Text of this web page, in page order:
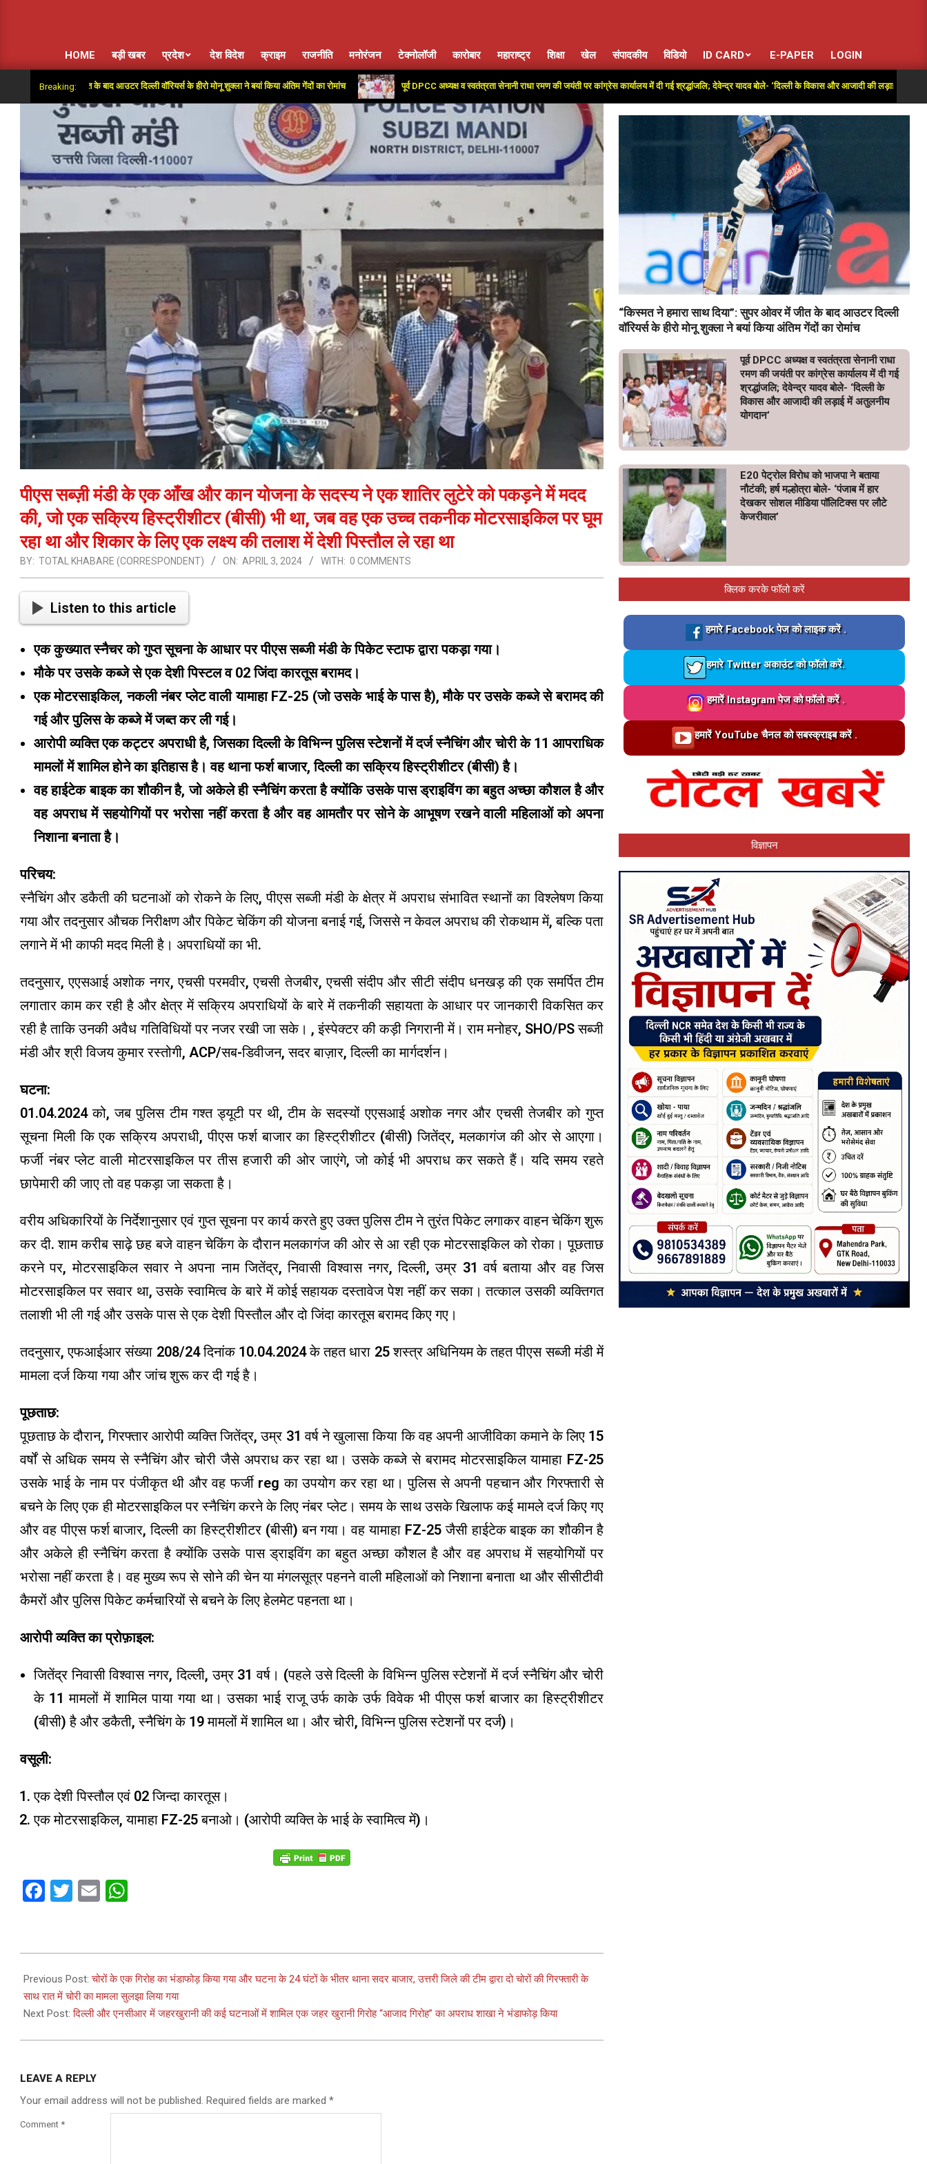
Primary
Navigation
HOME बड़ी खबर प्रदेश देश विदेश क्राइम राजनीति मनोरंजन टेक्नोलॉजी कारोबार महाराष्ट्र शिक्षा खेल संपादकीय विडियो ID CARD E-PAPER LOGIN
Breaking:
में जीत के बाद आउटर दिल्ली वॉरियर्स के हीरो मोनू शुक्ला ने बयां किया अंतिम गेंदों का रोमांच पूर्व DPCC अध्यक्ष व स्वतंत्रता सेनानी राधा रमण की जयंती पर कांग्रेस कार्यालय में दी गई श्रद्धांजलि; देवेन्द्र यादव बोले- ‘दिल्ली के विकास और आजादी की लड़ाई में अतुलनीय योगदान’
पीएस सब्ज़ी मंडी के एक आँख और कान योजना के सदस्य ने एक शातिर लुटेरे को पकड़ने में मदद
की, जो एक सक्रिय हिस्ट्रीशीटर (बीसी) भी था, जब वह एक उच्च तकनीक मोटरसाइकिल पर घूम
रहा था और शिकार के लिए एक लक्ष्य की तलाश में देशी पिस्तौल ले रहा था
BY: TOTAL KHABARE (CORRESPONDENT) ON: APRIL 3, 2024 WITH: 0 COMMENTS
Listen to this article
एक कुख्यात स्नैचर को गुप्त सूचना के आधार पर पीएस सब्जी मंडी के पिकेट स्टाफ द्वारा पकड़ा गया।
मौके पर उसके कब्जे से एक देशी पिस्टल व 02 जिंदा कारतूस बरामद।
एक मोटरसाइकिल, नकली नंबर प्लेट वाली यामाहा FZ-25 (जो उसके भाई के पास है), मौके पर उसके कब्जे से बरामद की
गई और पुलिस के कब्जे में जब्त कर ली गई।
आरोपी व्यक्ति एक कट्टर अपराधी है, जिसका दिल्ली के विभिन्न पुलिस स्टेशनों में दर्ज स्नैचिंग और चोरी के 11 आपराधिक
मामलों में शामिल होने का इतिहास है। वह थाना फर्श बाजार, दिल्ली का सक्रिय हिस्ट्रीशीटर (बीसी) है।
वह हाईटेक बाइक का शौकीन है, जो अकेले ही स्नैचिंग करता है क्योंकि उसके पास ड्राइविंग का बहुत अच्छा कौशल है और
वह अपराध में सहयोगियों पर भरोसा नहीं करता है और वह आमतौर पर सोने के आभूषण रखने वाली महिलाओं को अपना
निशाना बनाता है।
परिचय:
स्नैचिंग और डकैती की घटनाओं को रोकने के लिए, पीएस सब्जी मंडी के क्षेत्र में अपराध संभावित स्थानों का विश्लेषण किया
गया और तदनुसार औचक निरीक्षण और पिकेट चेकिंग की योजना बनाई गई, जिससे न केवल अपराध की रोकथाम में, बल्कि पता
लगाने में भी काफी मदद मिली है। अपराधियों का भी.
तदनुसार, एएसआई अशोक नगर, एचसी परमवीर, एचसी तेजबीर, एचसी संदीप और सीटी संदीप धनखड़ की एक समर्पित टीम
लगातार काम कर रही है और क्षेत्र में सक्रिय अपराधियों के बारे में तकनीकी सहायता के आधार पर जानकारी विकसित कर
रही है ताकि उनकी अवैध गतिविधियों पर नजर रखी जा सके। , इंस्पेक्टर की कड़ी निगरानी में। राम मनोहर, SHO/PS सब्जी
मंडी और श्री विजय कुमार रस्तोगी, ACP/सब-डिवीजन, सदर बाज़ार, दिल्ली का मार्गदर्शन।
घटना:
01.04.2024 को, जब पुलिस टीम गश्त ड्यूटी पर थी, टीम के सदस्यों एएसआई अशोक नगर और एचसी तेजबीर को गुप्त
सूचना मिली कि एक सक्रिय अपराधी, पीएस फर्श बाजार का हिस्ट्रीशीटर (बीसी) जितेंद्र, मलकागंज की ओर से आएगा।
फर्जी नंबर प्लेट वाली मोटरसाइकिल पर तीस हजारी की ओर जाएंगे, जो कोई भी अपराध कर सकते हैं। यदि समय रहते
छापेमारी की जाए तो वह पकड़ा जा सकता है।
वरीय अधिकारियों के निर्देशानुसार एवं गुप्त सूचना पर कार्य करते हुए उक्त पुलिस टीम ने तुरंत पिकेट लगाकर वाहन चेकिंग शुरू
कर दी. शाम करीब साढ़े छह बजे वाहन चेकिंग के दौरान मलकागंज की ओर से आ रही एक मोटरसाइकिल को रोका। पूछताछ
करने पर, मोटरसाइकिल सवार ने अपना नाम जितेंद्र, निवासी विश्वास नगर, दिल्ली, उम्र 31 वर्ष बताया और वह जिस
मोटरसाइकिल पर सवार था, उसके स्वामित्व के बारे में कोई सहायक दस्तावेज पेश नहीं कर सका। तत्काल उसकी व्यक्तिगत
तलाशी भी ली गई और उसके पास से एक देशी पिस्तौल और दो जिंदा कारतूस बरामद किए गए।
तदनुसार, एफआईआर संख्या 208/24 दिनांक 10.04.2024 के तहत धारा 25 शस्त्र अधिनियम के तहत पीएस सब्जी मंडी में
मामला दर्ज किया गया और जांच शुरू कर दी गई है।
पूछताछ:
पूछताछ के दौरान, गिरफ्तार आरोपी व्यक्ति जितेंद्र, उम्र 31 वर्ष ने खुलासा किया कि वह अपनी आजीविका कमाने के लिए 15
वर्षों से अधिक समय से स्नैचिंग और चोरी जैसे अपराध कर रहा था। उसके कब्जे से बरामद मोटरसाइकिल यामाहा FZ-25
उसके भाई के नाम पर पंजीकृत थी और वह फर्जी reg का उपयोग कर रहा था। पुलिस से अपनी पहचान और गिरफ्तारी से
बचने के लिए एक ही मोटरसाइकिल पर स्नैचिंग करने के लिए नंबर प्लेट। समय के साथ उसके खिलाफ कई मामले दर्ज किए गए
और वह पीएस फर्श बाजार, दिल्ली का हिस्ट्रीशीटर (बीसी) बन गया। वह यामाहा FZ-25 जैसी हाईटेक बाइक का शौकीन है
और अकेले ही स्नैचिंग करता है क्योंकि उसके पास ड्राइविंग का बहुत अच्छा कौशल है और वह अपराध में सहयोगियों पर
भरोसा नहीं करता है। वह मुख्य रूप से सोने की चेन या मंगलसूत्र पहनने वाली महिलाओं को निशाना बनाता था और सीसीटीवी
कैमरों और पुलिस पिकेट कर्मचारियों से बचने के लिए हेलमेट पहनता था।
आरोपी व्यक्ति का प्रोफ़ाइल:
जितेंद्र निवासी विश्वास नगर, दिल्ली, उम्र 31 वर्ष। (पहले उसे दिल्ली के विभिन्न पुलिस स्टेशनों में दर्ज स्नैचिंग और चोरी
के 11 मामलों में शामिल पाया गया था। उसका भाई राजू उर्फ ​​काके उर्फ ​​विवेक भी पीएस फर्श बाजार का हिस्ट्रीशीटर
(बीसी) है और डकैती, स्नैचिंग के 19 मामलों में शामिल था। और चोरी, विभिन्न पुलिस स्टेशनों पर दर्ज)।
वसूली:
एक देशी पिस्तौल एवं 02 जिन्दा कारतूस।
एक मोटरसाइकिल, यामाहा FZ-25 बनाओ। (आरोपी व्यक्ति के भाई के स्वामित्व में)।
Facebook
Twitter
Email
04-
03
Previous Post:चोरों के एक गिरोह का भंडाफोड़ किया गया और घटना के 24 घंटों के भीतर थाना सदर बाजार, उत्तरी जिले की टीम द्वारा दो चोरों की गिरफ्तारी के
साथ रात में चोरी का मामला सुलझा लिया गया
Next Post:दिल्ली और एनसीआर में जहरखुरानी की कई घटनाओं में शामिल एक जहर खुरानी गिरोह “आजाद गिरोह” का अपराध शाखा ने भंडाफोड़ किया
LEAVE A REPLY
Your email address will not be published. Required fields are marked *
Comment *
“किस्मत ने हमारा साथ दिया”: सुपर ओवर में जीत के बाद आउटर दिल्ली
वॉरियर्स के हीरो मोनू शुक्ला ने बयां किया अंतिम गेंदों का रोमांच
पूर्व DPCC अध्यक्ष व स्वतंत्रता सेनानी राधा
रमण की जयंती पर कांग्रेस कार्यालय में दी गई
श्रद्धांजलि; देवेन्द्र यादव बोले- ‘दिल्ली के
विकास और आजादी की लड़ाई में अतुलनीय
योगदान’
E20 पेट्रोल विरोध को भाजपा ने बताया
नौटंकी; हर्ष मल्होत्रा बोले- ‘पंजाब में हार
देखकर सोशल मीडिया पॉलिटिक्स पर लौटे
केजरीवाल’
क्लिक करके फॉलो करें
Loading…
हमारे Facebook पेज को लाइक करें .
Loading…
हमारे Twitter अकाउंट को फॉलो करें.
Loading…
हमारें Instagram पेज को फॉलो करें .
Loading…हमारें YouTube चैनल को सबस्क्राइब करें .
विज्ञापन